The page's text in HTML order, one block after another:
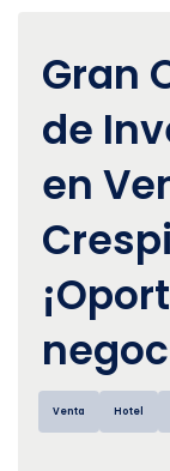
Gran
de
en
Venta Hotel